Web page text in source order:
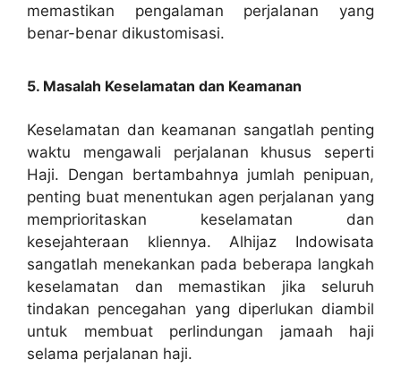
memastikan pengalaman perjalanan yang
benar-benar dikustomisasi.
5. Masalah Keselamatan dan Keamanan
Keselamatan dan keamanan sangatlah penting
waktu mengawali perjalanan khusus seperti
Haji. Dengan bertambahnya jumlah penipuan,
penting buat menentukan agen perjalanan yang
memprioritaskan keselamatan dan
kesejahteraan kliennya. Alhijaz Indowisata
sangatlah menekankan pada beberapa langkah
keselamatan dan memastikan jika seluruh
tindakan pencegahan yang diperlukan diambil
untuk membuat perlindungan jamaah haji
selama perjalanan haji.